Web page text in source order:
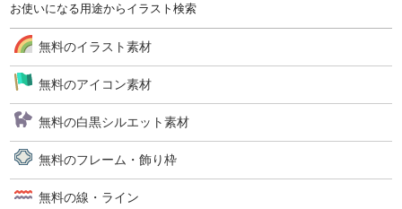
お使いになる用途からイラスト検索
無料のイラスト素材
無料のアイコン素材
無料の白黒シルエット素材
無料のフレーム・飾り枠
無料の線・ライン